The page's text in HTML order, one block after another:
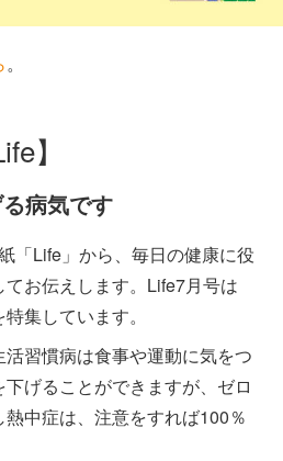
。
】
病気です
「Life」から、毎日の健康に役
お伝えします。Life7月号は
集しています。
習慣病は食事や運動に気をつ
げることができますが、ゼロ
中症は、注意をすれば100％